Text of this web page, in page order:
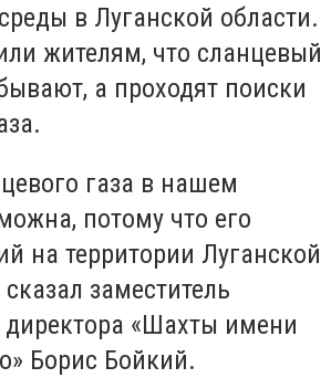
в Луганской области.
жителям, что сланцевый
а проходят поиски
газа в нашем
потому что его
на территории Луганской
заместитель
директора «Шахты имени
Борис Бойкий.